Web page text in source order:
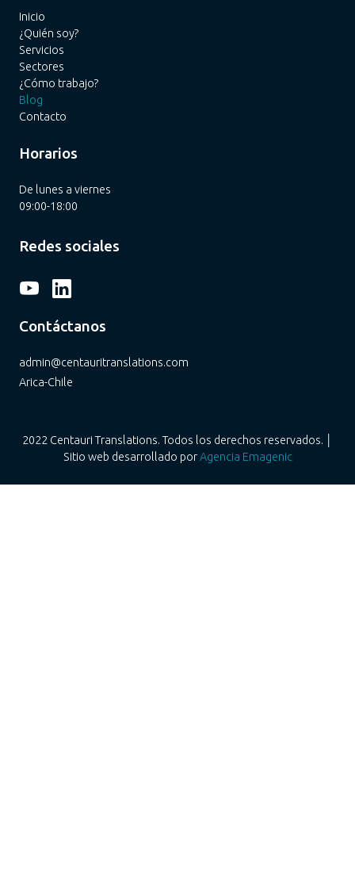
Inicio
¿Quién soy?
Servicios
Sectores
¿Cómo trabajo?
Blog
Contacto
Horarios
De lunes a viernes
09:00-18:00
Redes sociales
Contáctanos
admin@centauritranslations.com
Arica-Chile
2022 Centauri Translations. Todos los derechos reservados. │
Sitio web desarrollado porAgencia Emagenic